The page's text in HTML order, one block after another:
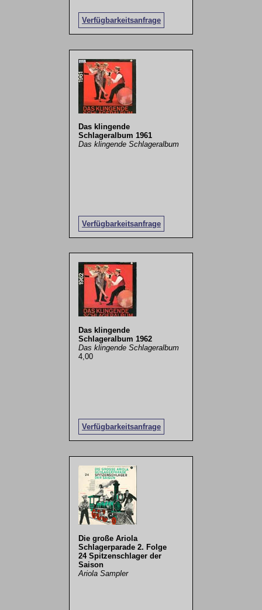
Verfügbarkeitsanfrage
Das klingende
Schlageralbum 1961
Das klingende Schlageralbum
Verfügbarkeitsanfrage
Das klingende
Schlageralbum 1962
Das klingende Schlageralbum
4,00
Verfügbarkeitsanfrage
Die große Ariola
Schlagerparade 2. Folge
24 Spitzenschlager der
Saison
Ariola Sampler